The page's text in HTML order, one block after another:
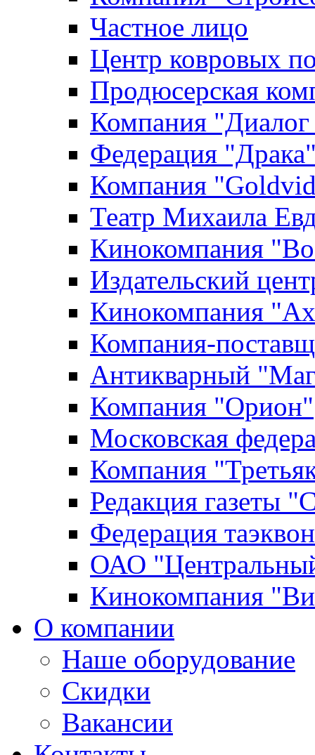
Частное лицо
Центр ковровых
Продюсерская
Компания
Федерация
Компания
Театр Михаила
Кинокомпания
Издательский
Кинокомпания
Компания-
Антикварный
Компания "Орион"
Московская
Компания
Редакция газеты
Федерация
ОАО
Кинокомпания
О компании
Наше оборудование
Скидки
Вакансии